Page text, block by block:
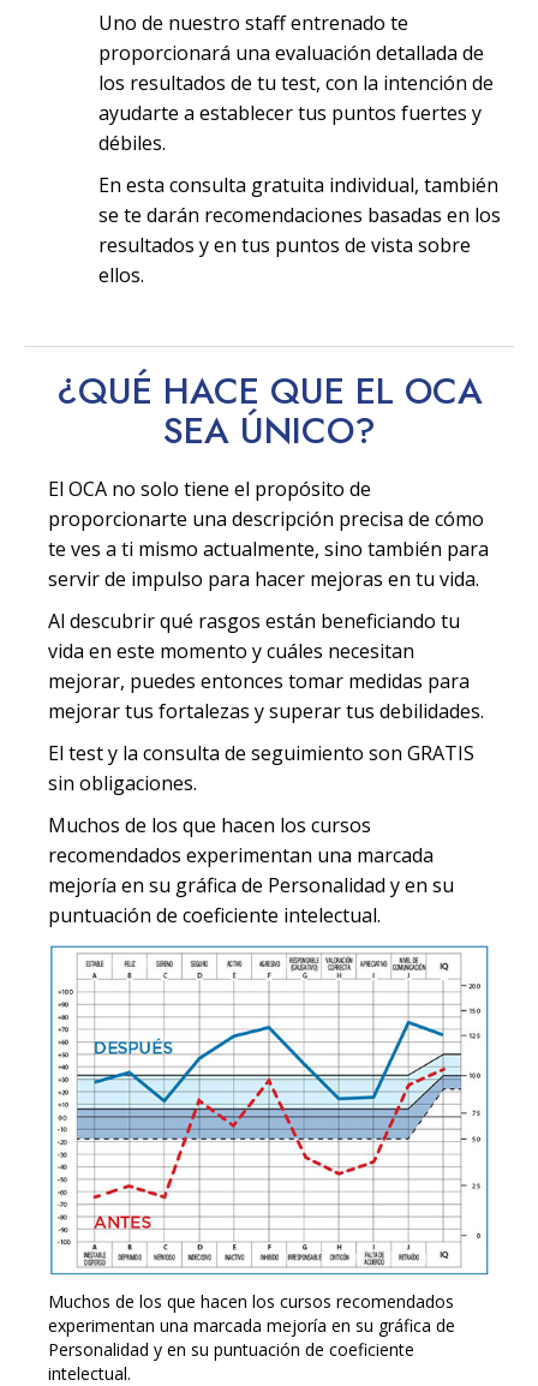
Uno de nuestro staff entrenado te
proporcionará una evaluación detallada de
los resultados de tu test, con la intención de
ayudarte a establecer tus puntos fuertes y
débiles.
En esta consulta gratuita individual, también
se te darán recomendaciones basadas en los
resultados y en tus puntos de vista sobre
ellos.
¿QUÉ HACE QUE EL OCA
SEA ÚNICO?
El OCA no solo tiene el propósito de
proporcionarte una descripción precisa de cómo
te ves a ti mismo actualmente, sino también para
servir de impulso para hacer mejoras en tu vida.
Al descubrir qué rasgos están beneficiando tu
vida en este momento y cuáles necesitan
mejorar, puedes entonces tomar medidas para
mejorar tus fortalezas y superar tus debilidades.
El test y la consulta de seguimiento son GRATIS
sin obligaciones.
Muchos de los que hacen los cursos
recomendados experimentan una marcada
mejoría en su gráfica de Personalidad y en su
puntuación de coeficiente intelectual.
Muchos de los que hacen los cursos recomendados
experimentan una marcada mejoría en su gráfica de
Personalidad y en su puntuación de coeficiente
intelectual.